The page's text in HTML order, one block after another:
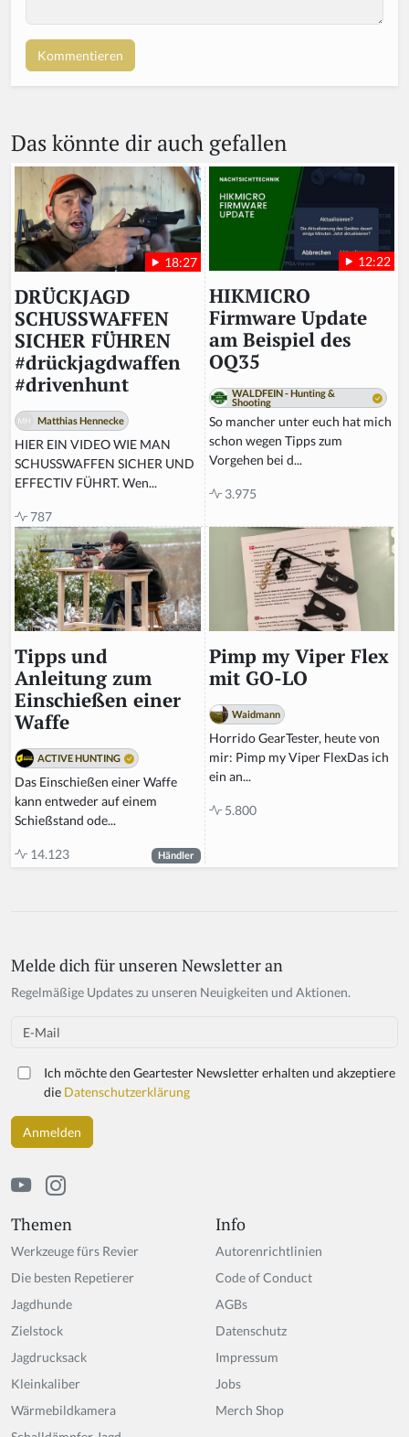
Das könnte dir auch gefallen
18:27
DRÜCKJAGD
SCHUSSWAFFEN
SICHER FÜHREN
#drückjagdwaffen
#drivenhunt
Matthias Hennecke
HIER EIN VIDEO WIE MAN
SCHUSSWAFFEN SICHER UND
EFFECTIV FÜHRT. Wen...
787
12:22
HIKMICRO
Firmware Update
am Beispiel des
OQ35
WALDFEIN - Hunting &
Shooting
So mancher unter euch hat mich
schon wegen Tipps zum
Vorgehen bei d...
3.975
Tipps und
Anleitung zum
Einschießen einer
Waffe
ACTIVE HUNTING
Das Einschießen einer Waffe
kann entweder auf einem
Schießstand ode...
14.123 Händler
Pimp my Viper Flex
mit GO-LO
Waidmann
Horrido GearTester, heute von
mir: Pimp my Viper FlexDas ich
ein an...
5.800
Themen
Werkzeuge fürs Revier
Die besten Repetierer
Jagdhunde
Zielstock
Jagdrucksack
Kleinkaliber
Wärmebildkamera
Info
Autorenrichtlinien
Code of Conduct
AGBs
Datenschutz
Impressum
Jobs
Merch Shop
If
y
h
a
n,
ig
n
o
r
t
hi
s
el
d
Melde dich für unseren Newsletter an
Regelmäßige Updates zu unseren Neuigkeiten und Aktionen.
Email
Ich möchte den Geartester Newsletter erhalten und akzeptiere
die Datenschutzerklärung